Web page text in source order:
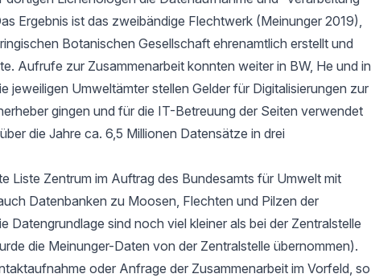
Ergebnis ist das zweibändige Flechtwerk (Meinunger 2019),
Botanischen Gesellschaft ehrenamtlich erstellt und
Aufrufe zur Zusammenarbeit konnten weiter in BW, He und in
jeweiligen Umweltämter stellen Gelder für Digitalisierungen zur
gingen und für die IT-Betreuung der Seiten verwendet
die Jahre ca. 6,5 Millionen Datensätze in drei
Liste Zentrum im Auftrag des Bundesamts für Umwelt mit
Datenbanken zu Moosen, Flechten und Pilzen der
Datengrundlage sind noch viel kleiner als bei der Zentralstelle
die Meinunger-Daten von der Zentralstelle übernommen).
oder Anfrage der Zusammenarbeit im Vorfeld, so